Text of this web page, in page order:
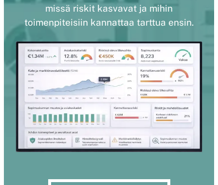
missä riskit kasvavat ja mihin
toimenpiteisiin kannattaa tarttua ensin.